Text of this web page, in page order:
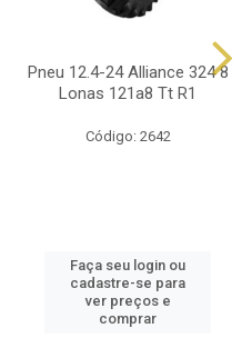
Pneu 12.4-24 Alliance 324 8
Lonas 121a8 Tt R1
Código: 2642
Faça seu login ou
cadastre-se para
ver preços e
comprar